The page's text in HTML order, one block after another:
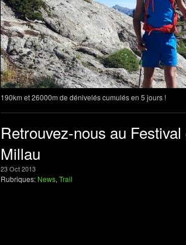
190km et 26000m de dénivelés cumulés en 5 jours !
Retrouvez-nous au
Millau
23Oct2013
Rubriques: News, Trail